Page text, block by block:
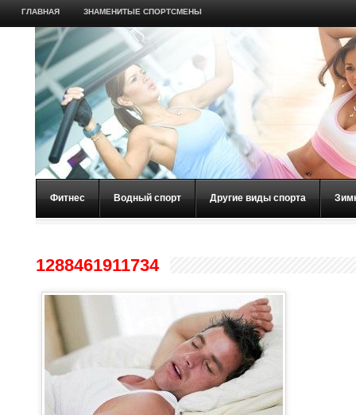
ГЛАВНАЯ ЗНАМЕНИТЫЕ СПОРТСМЕНЫ
Фитнес Водный спорт Другие виды спорта
1288461911734